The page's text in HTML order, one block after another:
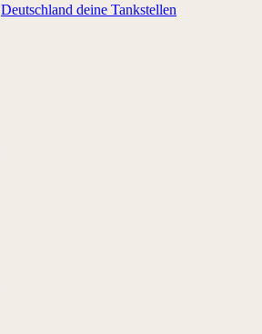
Deutschland deine Tankstellen